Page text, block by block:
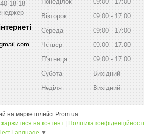
18-18
Понеділок 09:00
17:00
Вівторок
09:00
17:00
Середа
09:00
17:00
Четвер
09:00
17:00
Пʼятниця
09:00
17:00
Субота
Вихідний
Неділя
Вихідний
на маркетплейсі Prom.ua
на контент
Політика конфіденційності
Language ▼